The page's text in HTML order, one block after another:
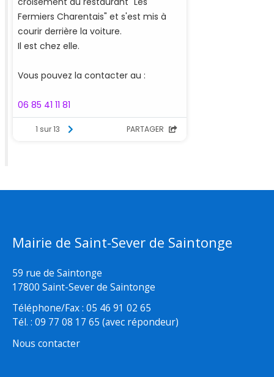
Mairie de Saint-Sever de Saintonge
59 rue de Saintonge
17800 Saint-Sever de Saintonge
Téléphone/Fax : 05 46 91 02 65
Tél. : 09 77 08 17 65 (avec répondeur)
Nous contacter